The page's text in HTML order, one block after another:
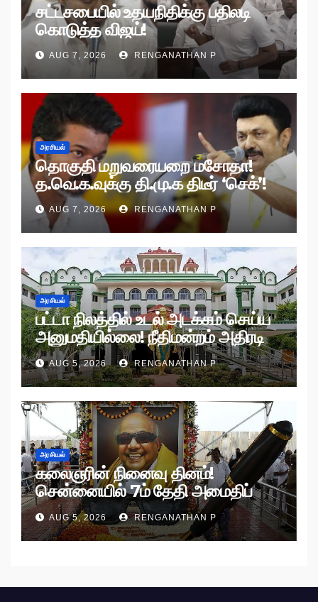
சட்டசபையில் உதயநிதிக்கு பதிலடி
கொடுத்த விஜய்!
AUG 7, 2026 RENGANATHAN P
அரசியல்
தொகுதி மறுவரையறை மசோதா!
த.வெ.க.வுக்கு தி.மு.க திடீர் ‘செக்’!
AUG 7, 2026 RENGANATHAN P
அரசியல்
பட்டா நிலத்தில் உடல் அடக்கம் செய்ய
அனுமதியில்லை! நீதிமன்றம் அதிரடி
உத்தரவு!
AUG 5, 2026 RENGANATHAN P
அரசியல்
கலைஞரின் நினைவு தினம்!
சென்னையில் 7ம் தேதி அமைதிப்
பேரணி!
AUG 5, 2026 RENGANATHAN P